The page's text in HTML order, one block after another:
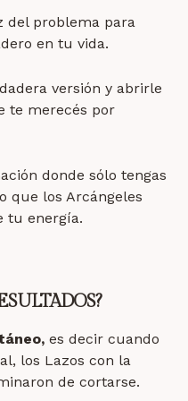
del problema para
en tu vida.
versión y abrirle
te merecés por
donde sólo tengas
que los Arcángeles
tu energía.
es decir cuando
los Lazos con la
de cortarse.